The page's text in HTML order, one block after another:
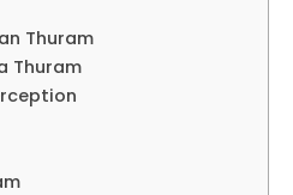
Thuram
Thuram